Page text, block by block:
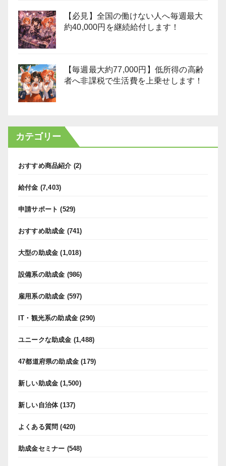
【必見】全国の働けない人へ毎週最大
約40,000円を継続給付します！
【毎週最大約77,000円】低所得の高齢
者へ非課税で生活費を上乗せします！
カテゴリー
おすすめ商品紹介 (2)
給付金 (7,403)
申請サポート (529)
おすすめ助成金 (741)
大型の助成金 (1,018)
設備系の助成金 (986)
雇用系の助成金 (597)
IT・観光系の助成金 (290)
ユニークな助成金 (1,488)
47都道府県の助成金 (179)
新しい助成金 (1,500)
新しい自治体(137)
よくある質問 (420)
助成金セミナー (548)